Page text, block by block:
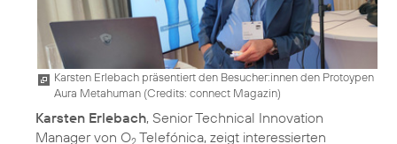
Karsten Erlebach präsentiert den Besucher:innen den Protoypen
Aura Metahuman (Credits: connect Magazin)
Karsten Erlebach, Senior Technical Innovation
Manager von O2 Telefónica, zeigt interessierten